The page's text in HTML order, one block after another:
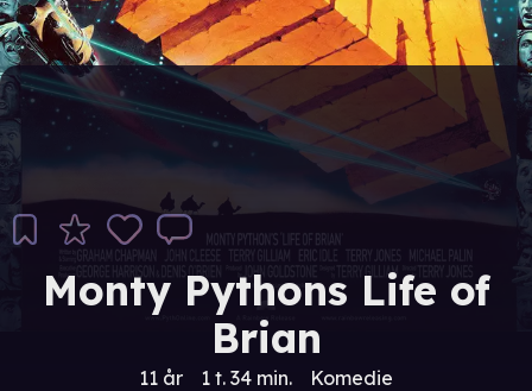
Monty Pythons Life of
Brian
11 år 1 t. 34 min. Komedie